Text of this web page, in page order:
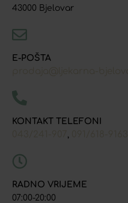
43000 Bjelovar
E-POŠTA
KONTAKT TELEFONI
RADNO VRIJEME
07:00-20:00